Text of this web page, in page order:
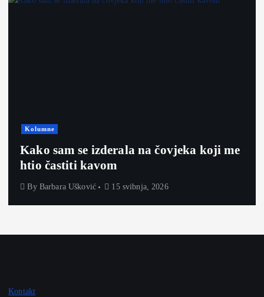
Kolumne
Kako sam se izderala na čovjeka koji me
htio častiti kavom
By Barbara Ušković 15 svibnja, 2026
Kontakt